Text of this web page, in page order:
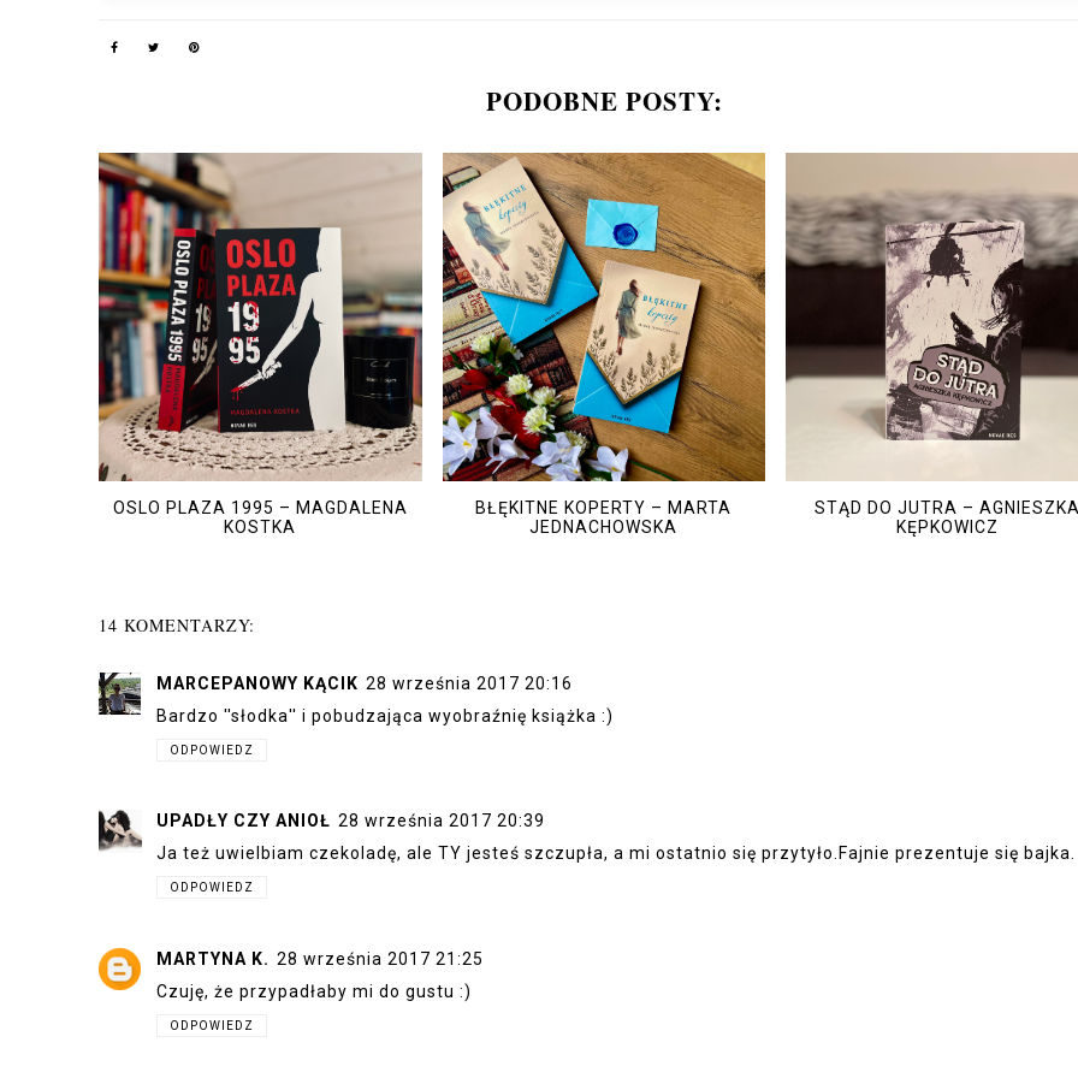
PODOBNE POSTY:
OSLO PLAZA 1995 – MAGDALENA
KOSTKA
BŁĘKITNE KOPERTY – MARTA
JEDNACHOWSKA
STĄD DO JUTRA –
KĘPKOWICZ
14 KOMENTARZY:
MARCEPANOWY KĄCIK 28 września 2017 20:16
Bardzo ''słodka'' i pobudzająca wyobraźnię książka :)
ODPOWIEDZ
UPADŁY CZY ANIOŁ 28 września 2017 20:39
Ja też uwielbiam czekoladę, ale TY jesteś szczupła, a mi ostatnio się przytyło.Fajnie prezentuje się bajka.
ODPOWIEDZ
MARTYNA K. 28 września 2017 21:25
Czuję, że przypadłaby mi do gustu :)
ODPOWIEDZ